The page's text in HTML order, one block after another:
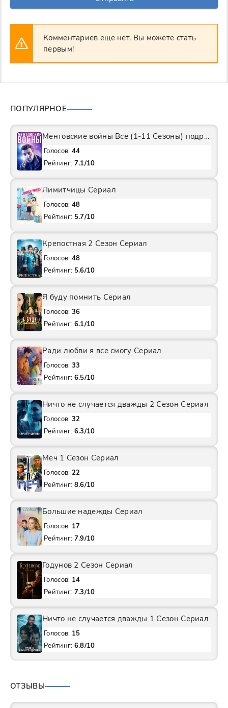
Комментариев еще нет. Вы можете стать
первым!
ПОПУЛЯРНОЕ
Ментовские войны Все (1-11 Сезоны) подряд Сериал
Голосов: 44
Рейтинг: 7.1/10
Лимитчицы Сериал
Голосов: 48
Рейтинг: 5.7/10
Крепостная 2 Сезон Сериал
Голосов: 48
Рейтинг: 5.6/10
Я буду помнить Сериал
Голосов: 36
Рейтинг: 6.1/10
Ради любви я все смогу Сериал
Голосов: 33
Рейтинг: 6.5/10
Ничто не случается дважды 2 Сезон Сериал
Голосов: 32
Рейтинг: 6.3/10
Меч 1 Сезон Сериал
Голосов: 22
Рейтинг: 8.6/10
Большие надежды Сериал
Голосов: 17
Рейтинг: 7.9/10
Годунов 2 Сезон Сериал
Голосов: 14
Рейтинг: 7.3/10
Ничто не случается дважды 1 Сезон Сериал
Голосов: 15
Рейтинг: 6.8/10
ОТЗЫВЫ